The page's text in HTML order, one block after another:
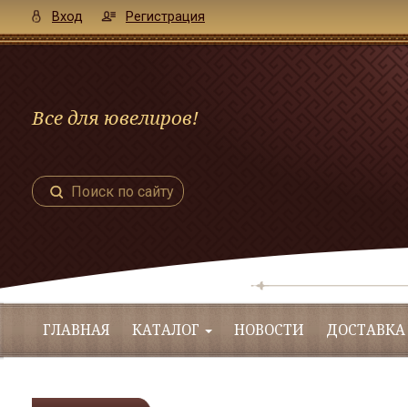
Вход Регистрация
Все для ювелиров!
Поиск по сайту
ГЛАВНАЯ КАТАЛОГ НОВОСТИ